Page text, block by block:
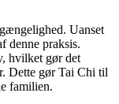
Uanset
denne praksis.
hvilket gør det
Dette gør Tai Chi til
familien.